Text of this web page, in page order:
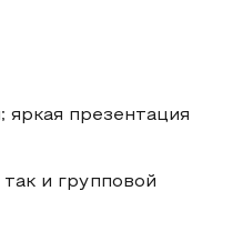
яркая презентация
и групповой